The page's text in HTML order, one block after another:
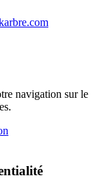
navigation sur le